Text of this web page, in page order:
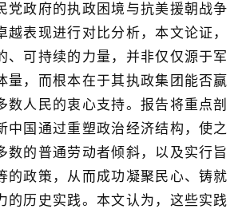
党政府的执政困境与抗美援朝战争
越表现进行对比分析，本文论证，
、可持续的力量，并非仅仅源于军
量，而根本在于其执政集团能否赢
数人民的衷心支持。报告将重点剖
中国通过重塑政治经济结构，使之
数的普通劳动者倾斜，以及实行旨
的政策，从而成功凝聚民心、铸就
的历史实践。 本文认为，这些实践